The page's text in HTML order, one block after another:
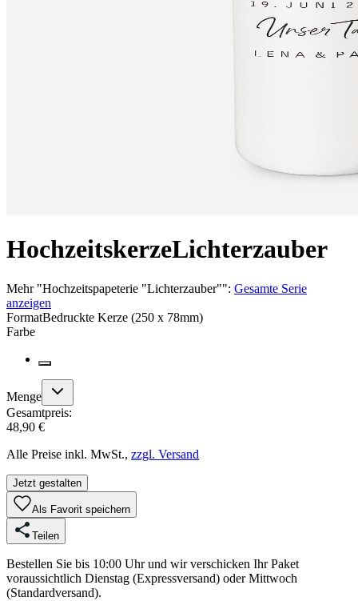
HochzeitskerzeLichterzauber
Mehr"Hochzeitspapeterie "Lichterzauber"": Gesamte Serie
anzeigen
FormatBedruckte Kerze (250 x 78mm)
Farbe
Menge
Gesamtpreis:
48,90 €
Alle Preise inkl. MwSt., zzgl. Versand
Jetzt gestalten
Als Favorit speichern
Teilen
Bestellen Sie bis 10:00 Uhr und wir verschicken Ihr Paket
voraussichtlich Dienstag (Expressversand) oder Mittwoch
(Standardversand).